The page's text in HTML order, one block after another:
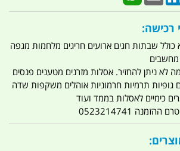
רכישה:
כ 7 ימים לא כולל שבתות חגים ארועים חריגים מלחמות מגפה
לא ניתן להחזיר. אסלות מזרנים מטענים פנסים
גופיות תרמיות חרמוניות אוהלים משקפות שדה
כימיים לאסלות בממד ועוד
0523214741